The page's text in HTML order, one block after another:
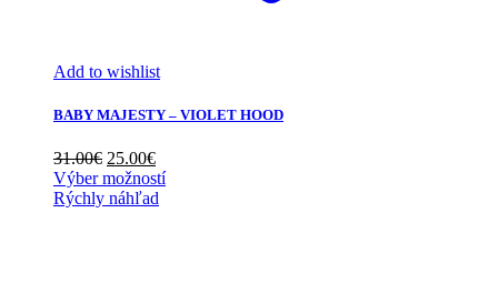
Add to wishlist
BABY MAJESTY – VIOLET HOOD
31.00€ Pôvodná
cena
bola:
25.00€Aktuálna
cena
je:
Výber možností
Rýchly náhľad